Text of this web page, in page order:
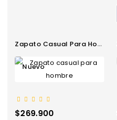
Zapato Casual Para Hombre
Nuevo
Precio
$269.900